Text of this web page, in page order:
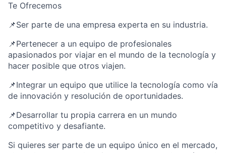
Te Ofrecemos
📌Ser parte de una empresa experta en su industria.
📌Pertenecer a un equipo de profesionales
apasionados por viajar en el mundo de la tecnología y
hacer posible que otros viajen.
📌Integrar un equipo que utilice la tecnología como vía
de innovación y resolución de oportunidades.
📌Desarrollar tu propia carrera en un mundo
competitivo y desafiante.
Si quieres ser parte de un equipo único en el mercado,